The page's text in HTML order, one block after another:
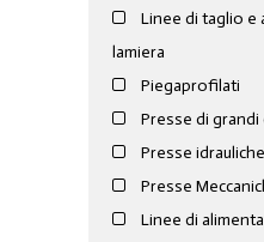
Linee di taglio e
lamiera
Piegaprofilati
Presse di
Presse idrauliche
Presse
Linee di